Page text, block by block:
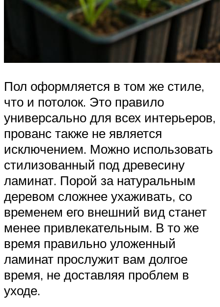
Пол оформляется в том же стиле,
что и потолок. Это правило
универсально для всех интерьеров,
прованс также не является
исключением. Можно использовать
стилизованный под древесину
ламинат. Порой за натуральным
деревом сложнее ухаживать, со
временем его внешний вид станет
менее привлекательным. В то же
время правильно уложенный
ламинат прослужит вам долгое
время, не доставляя проблем в
уходе.